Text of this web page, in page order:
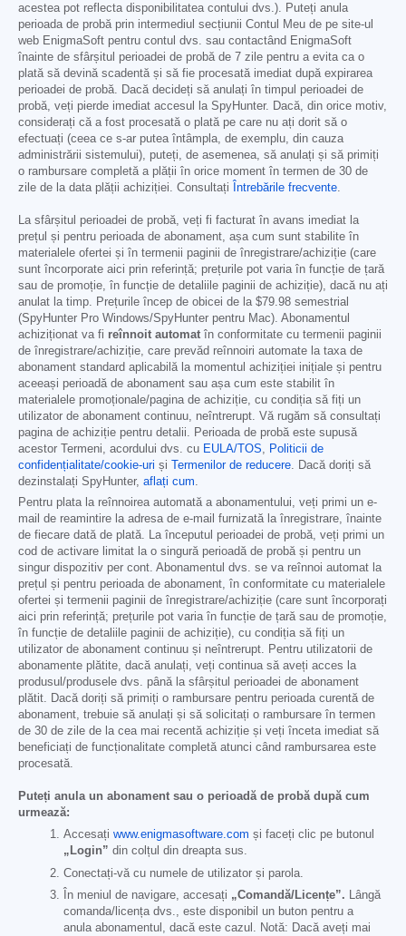
acestea pot reflecta disponibilitatea contului dvs.). Puteți anula
perioada de probă prin intermediul secțiunii Contul Meu de pe site-ul
web EnigmaSoft pentru contul dvs. sau contactând EnigmaSoft
înainte de sfârșitul perioadei de probă de 7 zile pentru a evita ca o
plată să devină scadentă și să fie procesată imediat după expirarea
perioadei de probă. Dacă decideți să anulați în timpul perioadei de
probă, veți pierde imediat accesul la SpyHunter. Dacă, din orice motiv,
considerați că a fost procesată o plată pe care nu ați dorit să o
efectuați (ceea ce s-ar putea întâmpla, de exemplu, din cauza
administrării sistemului), puteți, de asemenea, să anulați și să primiți
o rambursare completă a plății în orice moment în termen de 30 de
zile de la data plății achiziției. Consultați
Întrebările frecvente.
La sfârșitul perioadei de probă, veți fi facturat în avans imediat la
prețul și pentru perioada de abonament, așa cum sunt stabilite în
materialele ofertei și în termenii paginii de înregistrare/achiziție (care
sunt încorporate aici prin referință; prețurile pot varia în funcție de țară
sau de promoție, în funcție de detaliile paginii de achiziție), dacă nu ați
anulat la timp. Prețurile încep de obicei de la $79.98 semestrial
(SpyHunter Pro Windows/SpyHunter pentru Mac). Abonamentul
achiziționat va fi reînnoit automat în conformitate cu termenii paginii
de înregistrare/achiziție, care prevăd reînnoiri automate la taxa de
abonament standard aplicabilă la momentul achiziției inițiale și pentru
aceeași perioadă de abonament sau așa cum este stabilit în
materialele promoționale/pagina de achiziție, cu condiția să fiți un
utilizator de abonament continuu, neîntrerupt. Vă rugăm să consultați
pagina de achiziție pentru detalii. Perioada de probă este supusă
acestor Termeni, acordului dvs. cu EULA/TOS, Politicii de
confidențialitate/cookie-uri și Termenilor de reducere. Dacă doriți să
dezinstalați SpyHunter, aflați cum.
Pentru plata la reînnoirea automată a abonamentului, veți primi un e-
mail de reamintire la adresa de e-mail furnizată la înregistrare, înainte
de fiecare dată de plată. La începutul perioadei de probă, veți primi un
cod de activare limitat la o singură perioadă de probă și pentru un
singur dispozitiv per cont. Abonamentul dvs. se va reînnoi automat la
prețul și pentru perioada de abonament, în conformitate cu materialele
ofertei și termenii paginii de înregistrare/achiziție (care sunt încorporați
aici prin referință; prețurile pot varia în funcție de țară sau de promoție,
în funcție de detaliile paginii de achiziție), cu condiția să fiți un
utilizator de abonament continuu și neîntrerupt. Pentru utilizatorii de
abonamente plătite, dacă anulați, veți continua să aveți acces la
produsul/produsele dvs. până la sfârșitul perioadei de abonament
plătit. Dacă doriți să primiți o rambursare pentru perioada curentă de
abonament, trebuie să anulați și să solicitați o rambursare în termen
de 30 de zile de la cea mai recentă achiziție și veți înceta imediat să
beneficiați de funcționalitate completă atunci când rambursarea este
procesată.
Puteți anula un abonament sau o perioadă de probă după cum
urmează:
Accesați www.enigmasoftware.com și faceți clic pe butonul
„Login” din colțul din dreapta sus.
Conectați-vă cu numele de utilizator și parola.
În meniul de navigare, accesați „Comandă/Licențe”. Lângă
comanda/licența dvs., este disponibil un buton pentru a
anula abonamentul, dacă este cazul. Notă: Dacă aveți mai